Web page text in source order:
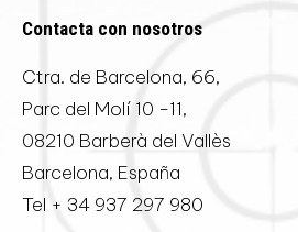
Contacta con nosotros
Ctra. de Barcelona, 66,
Parc del Molí 10 -11,
08210 Barberà del Vallès
Barcelona, España
Tel + 34 937 297 980